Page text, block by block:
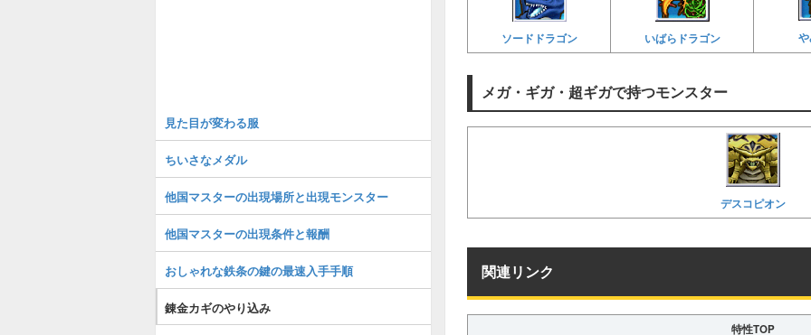
ソードドラゴン いばらドラゴン
メガ・ギガ・超ギガで持つモンスター
デスコピオン
関連リンク
特性TOP
見た目が変わる服
ちいさなメダル
他国マスターの出現場所と出現モンスター
他国マスターの出現条件と報酬
おしゃれな鉄条の鍵の最速入手手順
錬金カギのやり込み